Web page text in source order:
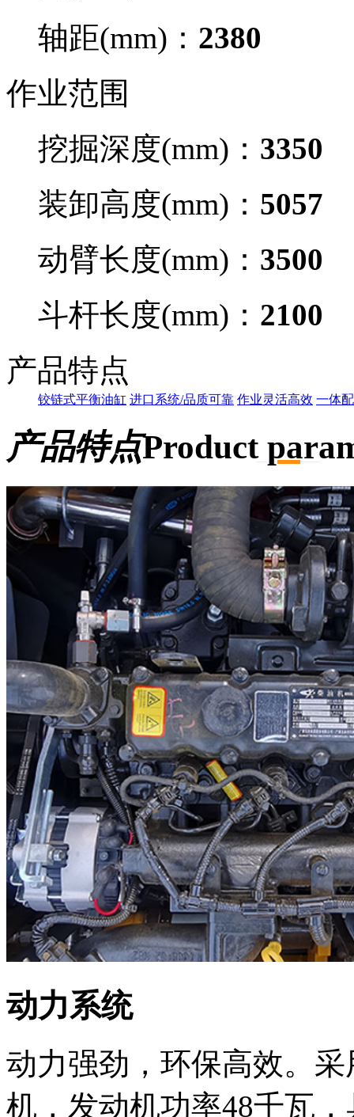
轴距(mm)： 2380
作业范围
挖掘深度(mm)： 3350
装卸高度(mm)： 5057
动臂长度(mm)： 3500
斗杆长度(mm)： 2100
产品特点
铰链式平衡油缸 进口系统/品质可靠 作业灵活高效 一体
产品特点Product
动力系统
动力强劲，环保高效。
机，发动机功率48千瓦